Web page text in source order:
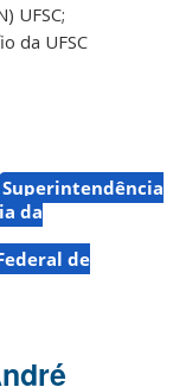
UFSC;
da UFSC
Superintendência
da
de